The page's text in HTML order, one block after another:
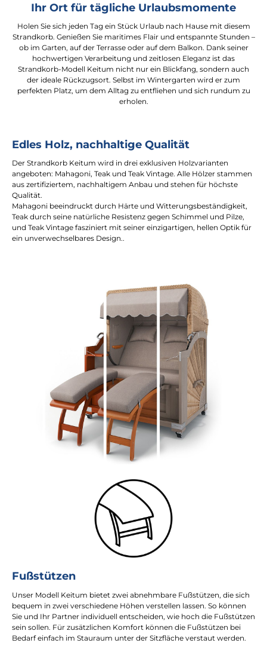
Ihr Ort für tägliche Urlaubsmomente
Holen Sie sich jeden Tag ein Stück Urlaub nach Hause mit diesem
Strandkorb. Genießen Sie maritimes Flair und entspannte Stunden –
ob im Garten, auf der Terrasse oder auf dem Balkon. Dank seiner
hochwertigen Verarbeitung und zeitlosen Eleganz ist das
Strandkorb-Modell Keitum nicht nur ein Blickfang, sondern auch
der ideale Rückzugsort. Selbst im Wintergarten wird er zum
perfekten Platz, um dem Alltag zu entfliehen und sich rundum zu
erholen.
Edles Holz, nachhaltige Qualität
Der Strandkorb Keitum wird in drei exklusiven Holzvarianten
angeboten: Mahagoni, Teak und Teak Vintage. Alle Hölzer stammen
aus zertifiziertem, nachhaltigem Anbau und stehen für höchste
Qualität.
Mahagoni beeindruckt durch Härte und Witterungsbeständigkeit,
Teak durch seine natürliche Resistenz gegen Schimmel und Pilze,
und Teak Vintage fasziniert mit seiner einzigartigen, hellen Optik für
ein unverwechselbares Design..
Fußstützen
Unser Modell Keitum bietet zwei abnehmbare Fußstützen, die sich
bequem in zwei verschiedene Höhen verstellen lassen. So können
Sie und Ihr Partner individuell entscheiden, wie hoch die Fußstützen
sein sollen. Für zusätzlichen Komfort können die Fußstützen bei
Bedarf einfach im Stauraum unter der Sitzfläche verstaut werden.